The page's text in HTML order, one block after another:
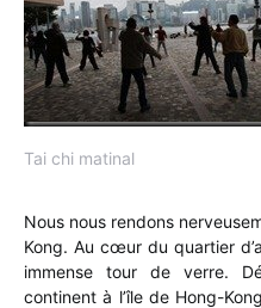
Tai chi matinal
Nous nous rendons
Kong. Au cœur du quartier
immense tour de verre.
continent à l’île de Hong-